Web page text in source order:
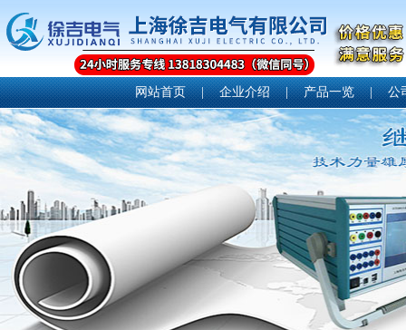
网站首页 | 企业介绍 | 产品一览 | 公